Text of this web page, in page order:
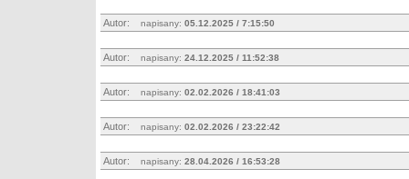
Autor: napisany: 05.12.2025 / 7:15:50
Autor: napisany: 24.12.2025 / 11:52:38
Autor: napisany: 02.02.2026 / 18:41:03
Autor: napisany: 02.02.2026 / 23:22:42
Autor: napisany: 28.04.2026 / 16:53:28